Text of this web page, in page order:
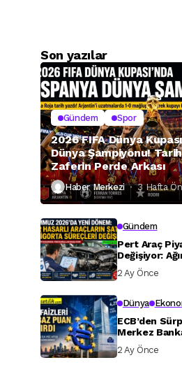
Son yazılar
Gündem Spor
2026 FIFA Dünya
Dünya Şampiyonu!
Zaferin Perde Arkası
Haber Merkezi 3 Hafta
Gündem
Pert Araç
Değişiyor:
Yeni
2 Ay Önce
Dünya
ECB’den
Merkez
Puan Artırdı
2 Ay Önce